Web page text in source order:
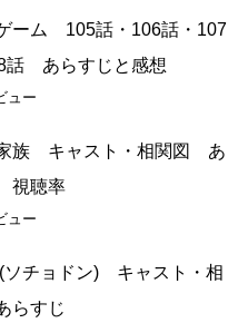
ーム 105話・106話・107
話 あらすじと感想
ュー
族 キャスト・相関図 あ
視聴率
ュー
ソチョドン) キャスト・相
らすじ